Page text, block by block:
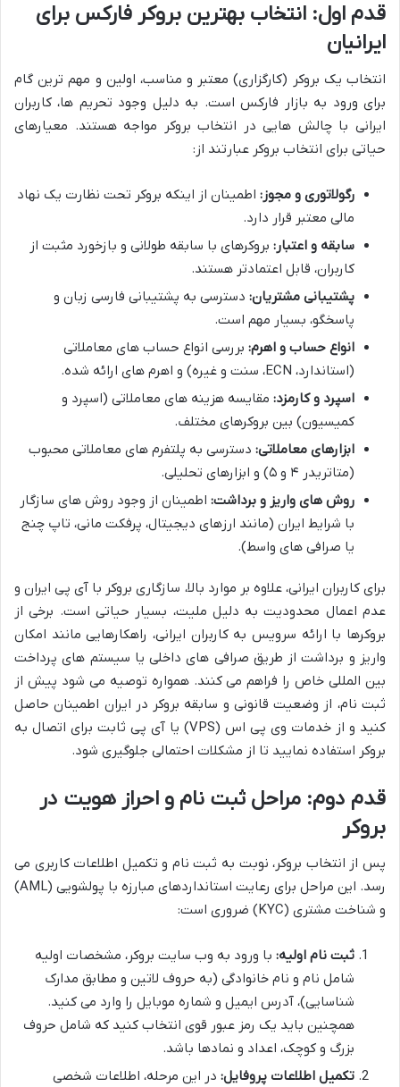
قدم اول: انتخاب بهترین بروکر فارکس برای
ایرانیان
انتخاب یک بروکر (کارگزاری) معتبر و مناسب، اولین و مهم ترین گام
برای ورود به بازار فارکس است. به دلیل وجود تحریم ها، کاربران
ایرانی با چالش هایی در انتخاب بروکر مواجه هستند. معیارهای
حیاتی برای انتخاب بروکر عبارتند از:
رگولاتوری و مجوز: اطمینان از اینکه بروکر تحت نظارت یک نهاد
مالی معتبر قرار دارد.
سابقه و اعتبار: بروکرهای با سابقه طولانی و بازخورد مثبت از
کاربران، قابل اعتمادتر هستند.
پشتیبانی مشتریان: دسترسی به پشتیبانی فارسی زبان و
پاسخگو، بسیار مهم است.
انواع حساب و اهرم: بررسی انواع حساب های معاملاتی
(استاندارد، ECN، سنت و غیره) و اهرم های ارائه شده.
اسپرد و کارمزد: مقایسه هزینه های معاملاتی (اسپرد و
کمیسیون) بین بروکرهای مختلف.
ابزارهای معاملاتی: دسترسی به پلتفرم های معاملاتی محبوب
(متاتریدر ۴ و ۵) و ابزارهای تحلیلی.
روش های واریز و برداشت: اطمینان از وجود روش های سازگار
با شرایط ایران (مانند ارزهای دیجیتال، پرفکت مانی، تاپ چنج
یا صرافی های واسط).
برای کاربران ایرانی، علاوه بر موارد بالا، سازگاری بروکر با آی پی ایران و
عدم اعمال محدودیت به دلیل ملیت، بسیار حیاتی است. برخی از
بروکرها با ارائه سرویس به کاربران ایرانی، راهکارهایی مانند امکان
واریز و برداشت از طریق صرافی های داخلی یا سیستم های پرداخت
بین المللی خاص را فراهم می کنند. همواره توصیه می شود پیش از
ثبت نام، از وضعیت قانونی و سابقه بروکر در ایران اطمینان حاصل
کنید و از خدمات وی پی اس (VPS) یا آی پی ثابت برای اتصال به
بروکر استفاده نمایید تا از مشکلات احتمالی جلوگیری شود.
قدم دوم: مراحل ثبت نام و احراز هویت در
بروکر
پس از انتخاب بروکر، نوبت به ثبت نام و تکمیل اطلاعات کاربری می
رسد. این مراحل برای رعایت استانداردهای مبارزه با پولشویی (AML)
و شناخت مشتری (KYC) ضروری است:
ثبت نام اولیه: با ورود به وب سایت بروکر، مشخصات اولیه
شامل نام و نام خانوادگی (به حروف لاتین و مطابق مدارک
شناسایی)، آدرس ایمیل و شماره موبایل را وارد می کنید.
همچنین باید یک رمز عبور قوی انتخاب کنید که شامل حروف
بزرگ و کوچک، اعداد و نمادها باشد.
تکمیل اطلاعات پروفایل: در این مرحله، اطلاعات شخصی